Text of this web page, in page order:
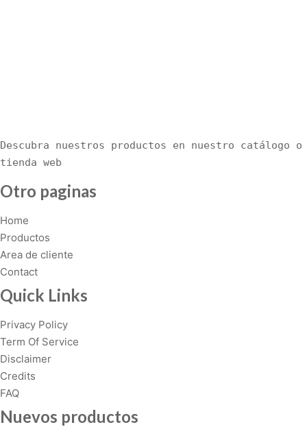
Descubra nuestros productos en nuestro catálogo o
tienda web
Otro paginas
Home
Productos
Area de cliente
Contact
Quick Links
Privacy Policy
Term Of Service
Disclaimer
Credits
FAQ
Nuevos productos